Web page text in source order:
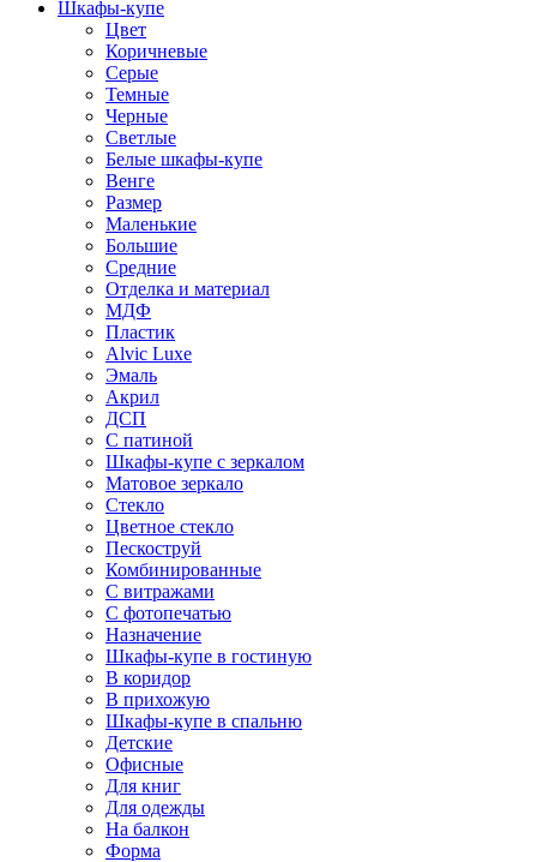
Шкафы-купе
Цвет
Коричневые
Серые
Темные
Черные
Светлые
Белые шкафы-купе
Венге
Размер
Маленькие
Большие
Средние
Отделка и материал
МДФ
Пластик
Alvic Luxe
Эмаль
Акрил
ДСП
С патиной
Шкафы-купе с зеркалом
Матовое зеркало
Стекло
Цветное стекло
Пескоструй
Комбинированные
С витражами
С фотопечатью
Назначение
Шкафы-купе в гостиную
В коридор
В прихожую
Шкафы-купе в спальню
Детские
Офисные
Для книг
Для одежды
На балкон
Форма